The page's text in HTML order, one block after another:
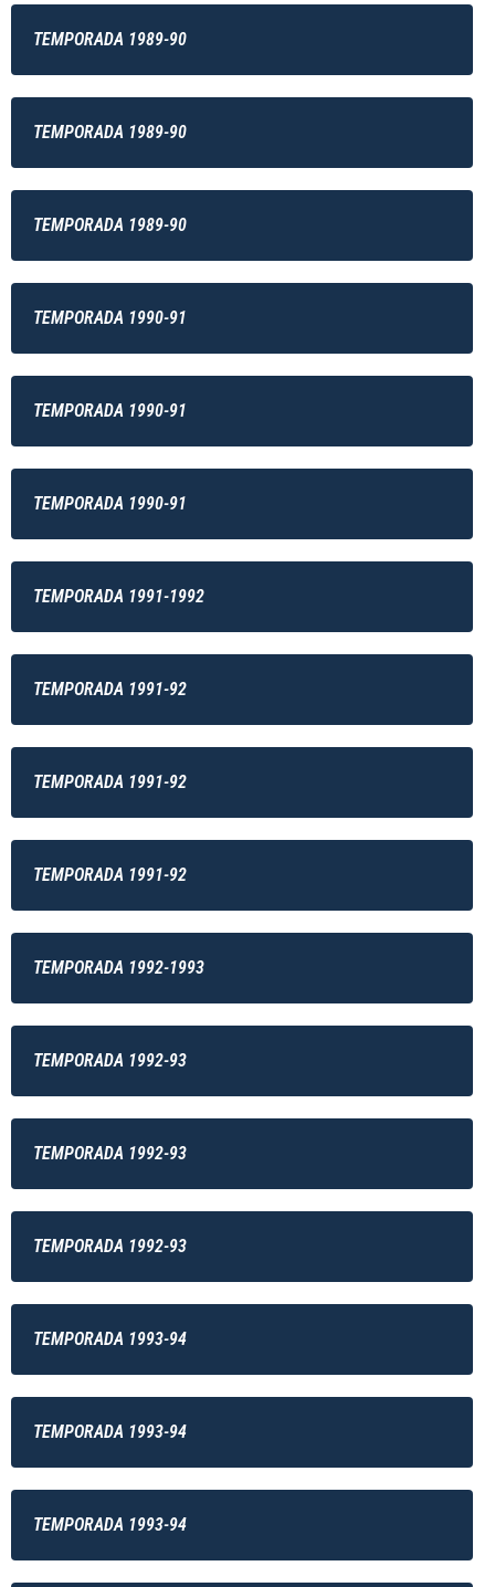
TEMPORADA 1989-90
TEMPORADA 1989-90
TEMPORADA 1989-90
TEMPORADA 1990-91
TEMPORADA 1990-91
TEMPORADA 1990-91
TEMPORADA 1991-1992
TEMPORADA 1991-92
TEMPORADA 1991-92
TEMPORADA 1991-92
TEMPORADA 1992-1993
TEMPORADA 1992-93
TEMPORADA 1992-93
TEMPORADA 1992-93
TEMPORADA 1993-94
TEMPORADA 1993-94
TEMPORADA 1993-94